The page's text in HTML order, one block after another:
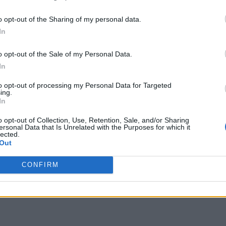
por no participar en la divulgación adicional de su información
en la Lista de participantes intermedios de la IAB.
opt-out of the Sharing of my personal data.
opt-out of the Sale of my Personal Data.
opt-out of processing my Personal Data for Targeted
opt-out of Collection, Use, Retention, Sale, and/or Sharing
Data that Is Unrelated with the Purposes for which it
CONFIRM